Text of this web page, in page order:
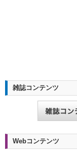
雑誌コンテンツ
Webコンテンツ